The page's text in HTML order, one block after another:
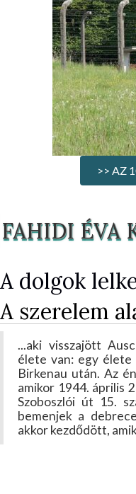
>> AZ
FAHIDI ÉVA
A dolgok
A szerelem
...aki visszajött
élete van: egy
Birkenau után. Az
amikor 1944. április
Szoboszlói út 15.
bemenjek a
akkor kezdődött,